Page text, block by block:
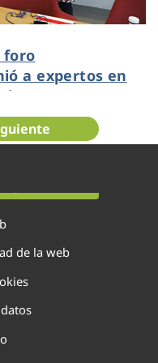
foro
a expertos en
de la web